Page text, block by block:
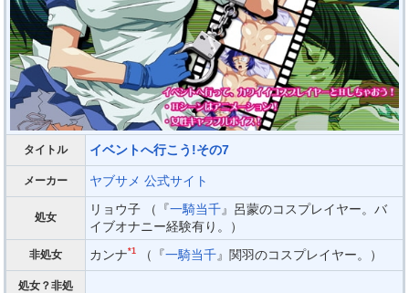
タイトル イベントへ行こう!その7
メーカー ヤブサメ 公式サイト
処女
リョウ子 （『一騎当千』呂蒙のコスプレイヤー。バ
イブオナニー経験有り。）
非処女 カンナ*1 （『一騎当千』関羽のコスプレイヤー。）
処女？非処